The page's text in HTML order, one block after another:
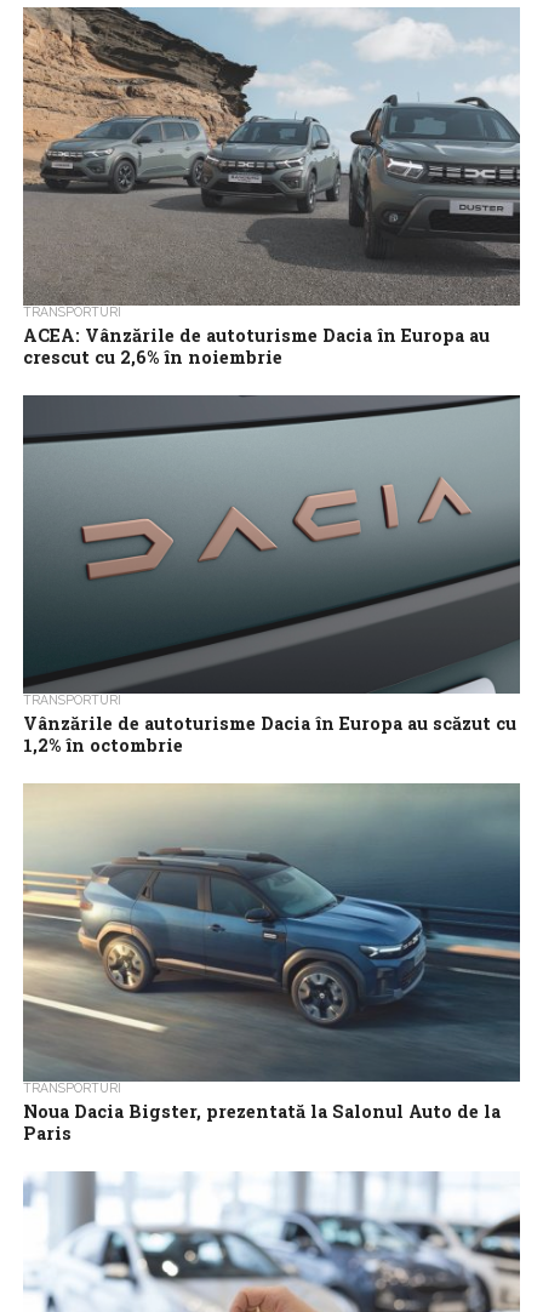
multe modele electrice în viitor, începând cu următorul Sandero,
care va apărea...
TRANSPORTURI
ACEA: Vânzările de autoturisme Dacia în Europa au
crescut cu 2,6% în noiembrie
noiembrie un avans anual de 2,6%, iar cota de piaţă a
producătorului de...
TRANSPORTURI
Vânzările de autoturisme Dacia în Europa au scăzut cu
1,2% în octombrie
TRANSPORTURI
Noua Dacia Bigster, prezentată la Salonul Auto de la
Paris
Vorbim despre Dacia Bigster, un SUV compact menit să...